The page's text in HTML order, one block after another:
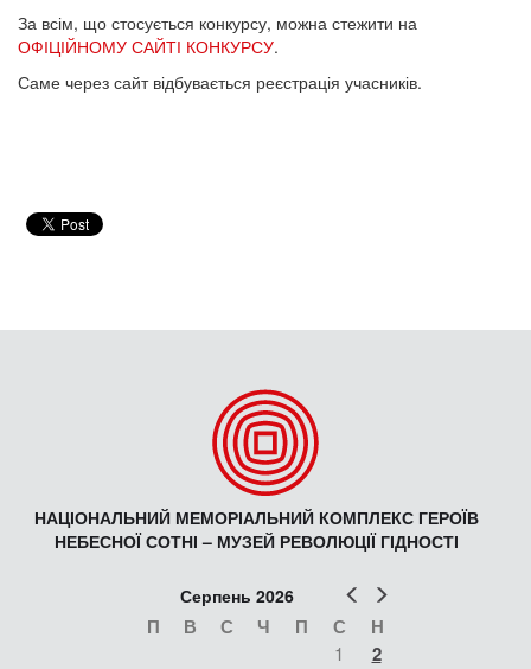
За всім, що стосується конкурсу, можна стежити на
ОФІЦІЙНОМУ САЙТІ КОНКУРСУ.
Саме через сайт відбувається реєстрація учасників.
НАЦІОНАЛЬНИЙ МЕМОРІАЛЬНИЙ КОМПЛЕКС ГЕРОЇВ
НЕБЕСНОЇ СОТНІ – МУЗЕЙ РЕВОЛЮЦІЇ ГІДНОСТІ
Попер
Серпень 2026
П В С Ч П С Н
1 2